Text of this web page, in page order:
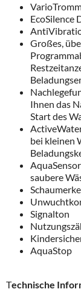
EcoSilence
Großes,
Ihnen das
Start des
bei kleinen
saubere
Signalton
AquaStop
Technische